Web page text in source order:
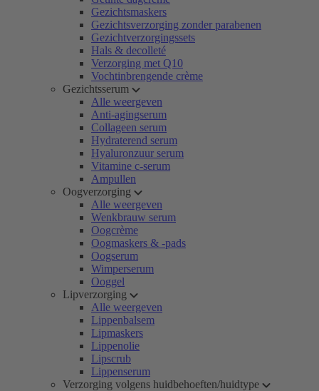
Gezichtsmaskers
Gezichtsverzorging zonder parabenen
Gezichtverzorgingssets
Hals & decolleté
Verzorging met Q10
Vochtinbrengende crème
Gezichtsserum
Alle weergeven
Anti-agingserum
Collageen serum
Hydraterend serum
Hyaluronzuur serum
Vitamine c-serum
Ampullen
Oogverzorging
Alle weergeven
Wenkbrauw serum
Oogcrème
Oogmaskers & -pads
Oogserum
Wimperserum
Ooggel
Lipverzorging
Alle weergeven
Lippenbalsem
Lipmaskers
Lippenolie
Lipscrub
Lippenserum
Verzorging volgens huidbehoeften/huidtype